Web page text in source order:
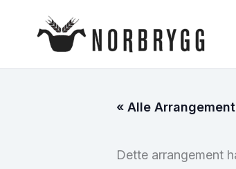
« Alle
Dette arrangement